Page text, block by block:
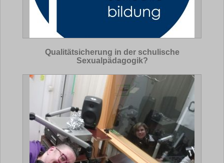
Qualitätsicherung in der schulische
Sexualpädagogik?